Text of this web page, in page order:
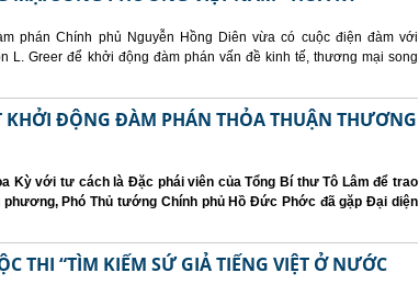
phán Chính phủ Nguyễn Hồng Diên vừa có cuộc điện đàm với
L. Greer để khởi động đàm phán vấn đề kinh tế, thương mại song
KHỞI ĐỘNG ĐÀM PHÁN THỎA THUẬN THƯƠNG
Kỳ với tư cách là Đặc phái viên của Tổng Bí thư Tô Lâm để trao
Phó Thủ tướng Chính phủ Hồ Đức Phớc đã gặp Đại diện
THI “TÌM KIẾM SỨ GIẢ TIẾNG VIỆT Ở NƯỚC